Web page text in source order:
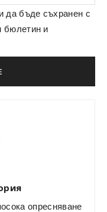
да бъде съхранен с
бюлетин и
опресняване